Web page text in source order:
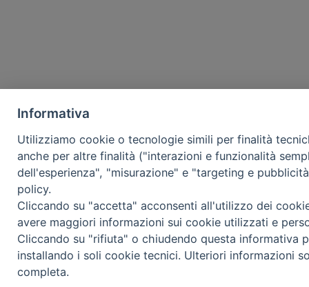
Informativa
Utilizziamo cookie o tecnologie simili per finalità
anche per altre finalità ("interazioni e funzionalità
dell'esperienza", "misurazione" e "targeting e
policy.
Cliccando su "accetta" acconsenti all'utilizzo dei
avere maggiori informazioni sui cookie utilizzati e
Cliccando su "rifiuta" o chiudendo questa informativa
installando i soli cookie tecnici. Ulteriori informazioni
completa.